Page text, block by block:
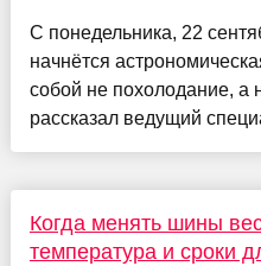
С понедельника, 22
начнётся
собой не похолодание, а
рассказал ведущий
Когда менять шины
температура и сроки